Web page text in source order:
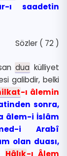
ı saadetin
Sözler ( 72 )
dua külliyet
galibdir, belki
-ı âlemin
sonra,
âlem-i İslâm
i Arabî
olan duası,
Hâlık-ı Âlem